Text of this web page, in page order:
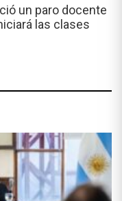
un paro docente
las clases